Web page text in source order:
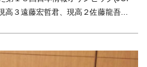
高３遠藤宏哲君、現高２佐藤龍吾...